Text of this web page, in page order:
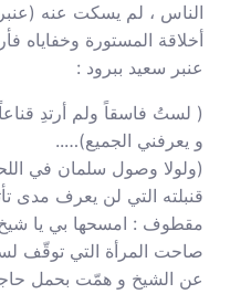
الناس ، لم يسكت عنه
أخلاقة المستورة وخفاياه
عنبر سعيد ببرود :
( لستُ فاسقاً ولم أرتدِ
و يعرفني الجميع)…..
(ولولا وصول سلمان في
قنبلته التي لن يعرف مدى
مقطوف : امسحها بي يا
صاحت المرأة التي توقّف
عن الشيخ و همّت بحمل